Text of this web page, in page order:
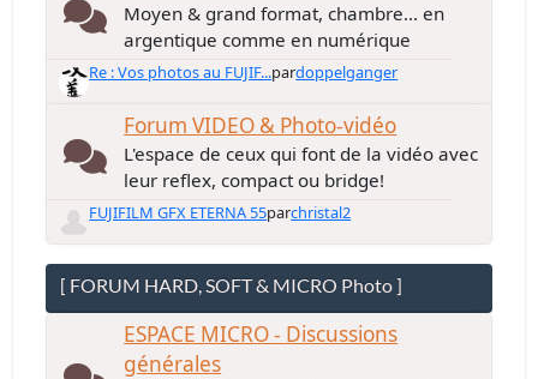
Moyen & grand format, chambre... en
argentique comme en numérique
Re : Vos photos au FUJIF...pardoppelganger
Forum VIDEO & Photo-vidéo
L'espace de ceux qui font de la vidéo avec
leur reflex, compact ou bridge!
FUJIFILM GFX ETERNA 55parchristal2
[ FORUM HARD, SOFT & MICRO Photo ]
ESPACE MICRO - Discussions
générales